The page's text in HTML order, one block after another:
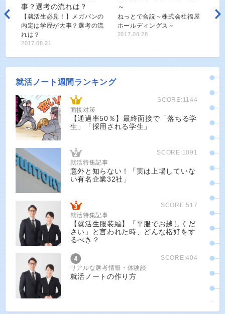
【就活生必見！】メガバンの
内定は学歴が大事？選考の流
れは？
2017.08.21
ねっとで合説～株式会社福屋
ホールディングス～
2017.08.28
就活ノート週間ランキング
SCORE:1144
面接対策
【通過率50％】最終面接で「落ちる学
生」「採用される学生」
SCORE:1091
就活特集記事
意外と知らない！「実は上場していな
い有名企業32社」
SCORE:517
就活特集記事
【就活生服装編】「平服でお越しくだ
さい」と言われた時、どんな格好をす
るべき？
SCORE:404
リアルな選考情報・体験談
就活ノートの作り方